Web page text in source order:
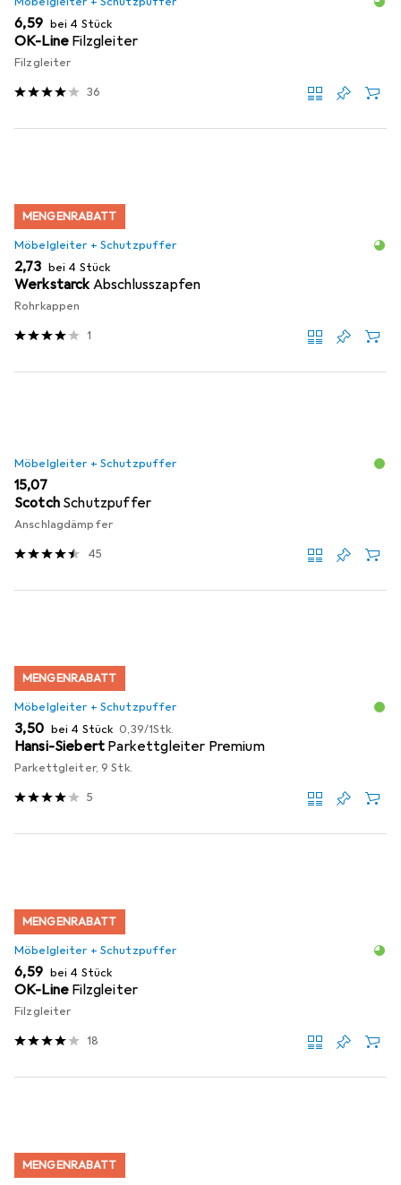
EUR
6,59 bei 4 Stück
OK-Line Filzgleiter
Filzgleiter
36
MENGENRABATT
Möbelgleiter + Schutzpuffer
EUR
2,73 bei 4 Stück
WerkstarckAbschlusszapfen
Rohrkappen
1
Möbelgleiter + Schutzpuffer
EUR
15,07
Scotch Schutzpuffer
Anschlagdämpfer
45
MENGENRABATT
Möbelgleiter + Schutzpuffer
EUR
3,50 bei 4 Stück EUR
0,39/1Stk.
Hansi-Siebert Parkettgleiter Premium
Parkettgleiter, 9 Stk.
5
MENGENRABATT
Möbelgleiter + Schutzpuffer
EUR
6,59 bei 4 Stück
OK-Line Filzgleiter
Filzgleiter
18
MENGENRABATT